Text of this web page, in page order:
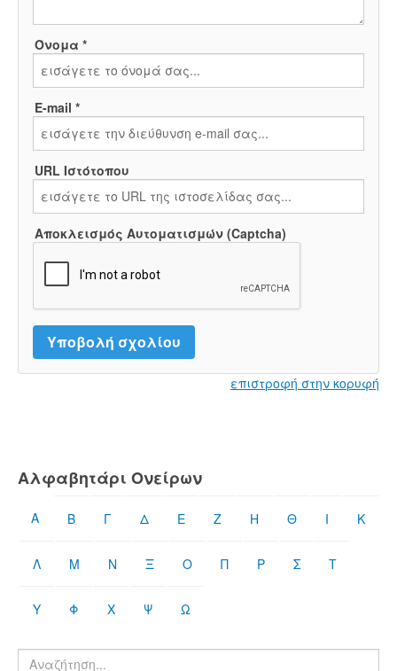
Όνομα *
E-mail *
URL Ιστότοπου
Αποκλεισμός Αυτοματισμών (Captcha)
επιστροφή στην κορυφή
Αλφαβητάρι Ονείρων
Α Β Γ Δ Ε Ζ Η Θ Ι Κ
Λ Μ Ν Ξ Ο Π Ρ Σ Τ
Υ Φ Χ Ψ Ω
Βρες